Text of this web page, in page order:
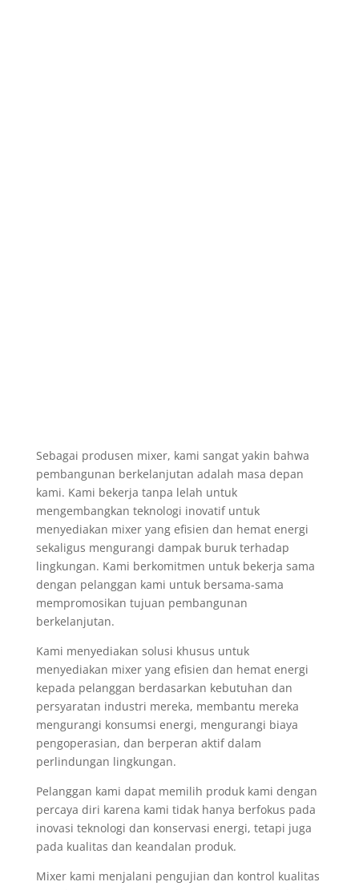
Sebagai produsen mixer, kami sangat yakin bahwa
pembangunan berkelanjutan adalah masa depan
kami. Kami bekerja tanpa lelah untuk
mengembangkan teknologi inovatif untuk
menyediakan mixer yang efisien dan hemat energi
sekaligus mengurangi dampak buruk terhadap
lingkungan. Kami berkomitmen untuk bekerja sama
dengan pelanggan kami untuk bersama-sama
mempromosikan tujuan pembangunan
berkelanjutan.
Kami menyediakan solusi khusus untuk
menyediakan mixer yang efisien dan hemat energi
kepada pelanggan berdasarkan kebutuhan dan
persyaratan industri mereka, membantu mereka
mengurangi konsumsi energi, mengurangi biaya
pengoperasian, dan berperan aktif dalam
perlindungan lingkungan.
Pelanggan kami dapat memilih produk kami dengan
percaya diri karena kami tidak hanya berfokus pada
inovasi teknologi dan konservasi energi, tetapi juga
pada kualitas dan keandalan produk.
Mixer kami menjalani pengujian dan kontrol kualitas